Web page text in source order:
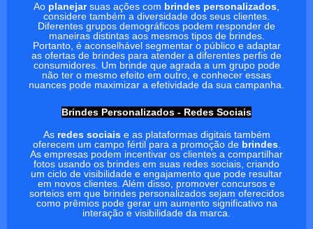
Ao planejarsuas ações com brindes personalizados,
considere também a diversidade dos seus clientes.
Diferentes grupos demográficos podem responder de
maneiras distintas aos mesmos tipos de brindes.
Portanto, é aconselhável segmentar o público e adaptar
as ofertas de brindes para atender a diferentes perfis de
consumidores. Um brinde que agrada a um grupo pode
não ter o mesmo efeito em outro, e conhecer essas
nuances pode maximizar a efetividade da sua campanha.
Brindes Personalizados - Redes Sociais
As redes sociaise as plataformas digitais também
oferecem um campo fértil para a promoção de brindes.
As empresas podem incentivar os clientes a compartilhar
fotos usando os brindes em suas redes sociais, criando
um ciclo de visibilidade e engajamento que pode resultar
em novos clientes. Além disso, promover concursos e
sorteios em que brindes personalizados sejam oferecidos
como prêmios pode gerar um aumento significativo na
interação e visibilidade da marca.